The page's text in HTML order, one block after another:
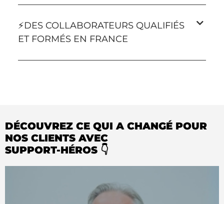
⚡️DES COLLABORATEURS QUALIFIÉS
ET FORMÉS EN FRANCE
DÉCOUVREZ CE QUI A CHANGÉ POUR
NOS CLIENTS AVEC
SUPPORT-HÉROS 👇